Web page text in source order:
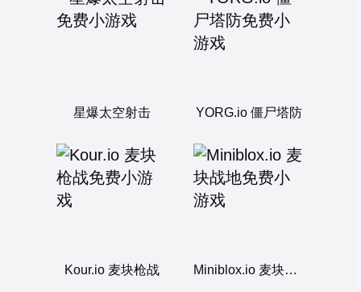
星爆太空射击 YORG.io 僵尸塔防
Kour.io 麦块枪战 Miniblox.io 麦块战地